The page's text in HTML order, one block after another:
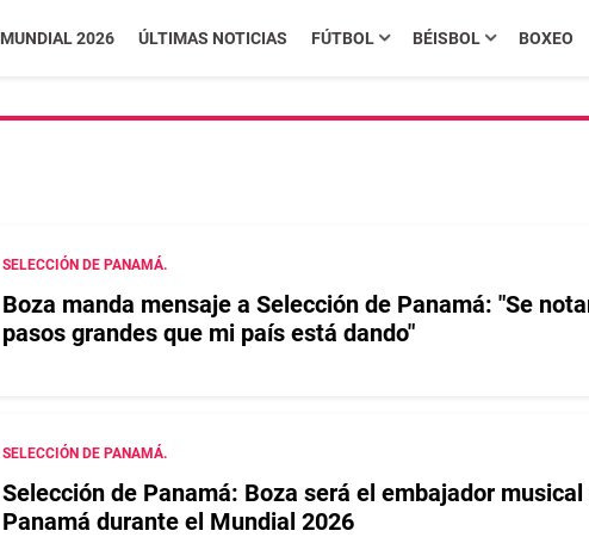
MUNDIAL 2026 ÚLTIMAS NOTICIAS FÚTBOL BÉISBOL BOXEO
SELECCIÓN DE PANAMÁ.
Boza manda mensaje a Selección de Panamá: "Se
pasos grandes que mi país está dando"
SELECCIÓN DE PANAMÁ.
Selección de Panamá: Boza será el embajador musical
Panamá durante el Mundial 2026